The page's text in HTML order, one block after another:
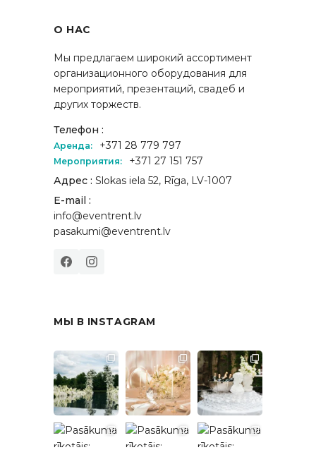
О НАС
Мы предлагаем широкий ассортимент
организационного оборудования для
мероприятий, презентаций, свадеб и
других торжеств.
Телефон :
Аренда: +371 28 779 797
Мероприятия:
+371 27 151 757
Адрес : Slokas iela 52, Rīga, LV-1007
E-mail :
info@eventrent.lv
pasakumi@eventrent.lv
МЫ В INSTAGRAM